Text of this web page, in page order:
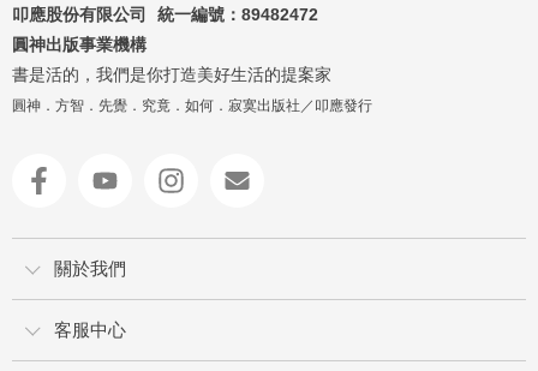
叩應股份有限公司 統一編號： 89482472
圓神出版事業機構
書是活的，我們是你打造美好生活的提案家
圓神．方智．先覺．究竟．如何．寂寞出版社／叩應發行
關於我們
客服中心